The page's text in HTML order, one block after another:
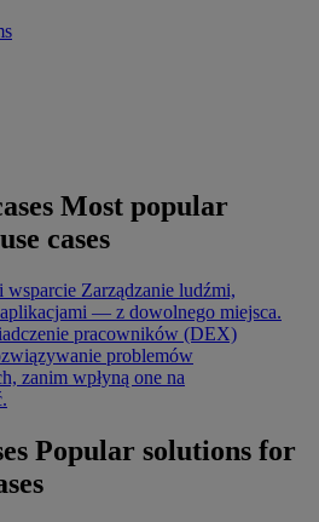
Most popular
cases
wsparcie Zarządzanie ludźmi,
— z dowolnego miejsca.
pracowników (DEX)
problemów
zanim wpłyną one na
Popular solutions for